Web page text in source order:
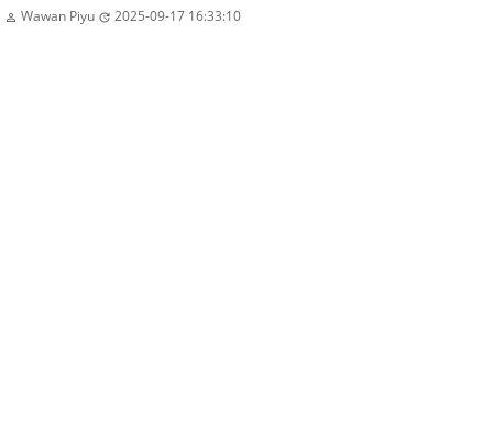
 Wawan Piyu  2025-09-17 16:33:10